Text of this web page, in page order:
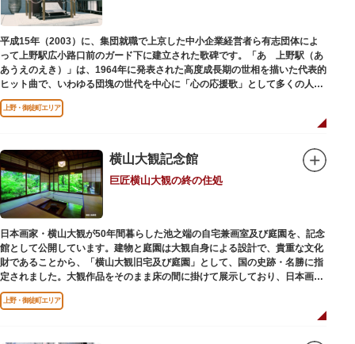
平成15年（2003）に、集団就職で上京した中小企業経営者ら有志団体によ
って上野駅広小路口前のガード下に建立された歌碑です。「あゝ上野駅（あ
あうえのえき）」は、1964年に発表された高度成長期の世相を描いた代表的
ヒット曲で、いわゆる団塊の世代を中心に「心の応援歌」として多くの人々
に勇気と感動を与えました。
上野・御徒町エリア
横山大観記念館
巨匠横山大観の終の住処
日本画家・横山大観が50年間暮らした池之端の自宅兼画室及び庭園を、記念
館として公開しています。建物と庭園は大観自身による設計で、貴重な文化
財であることから、「横山大観旧宅及び庭園」として、国の史跡・名勝に指
定されました。大観作品をそのまま床の間に掛けて展示しており、日本画本
来の楽しみ方を体験できる貴重な空間です。
上野・御徒町エリア